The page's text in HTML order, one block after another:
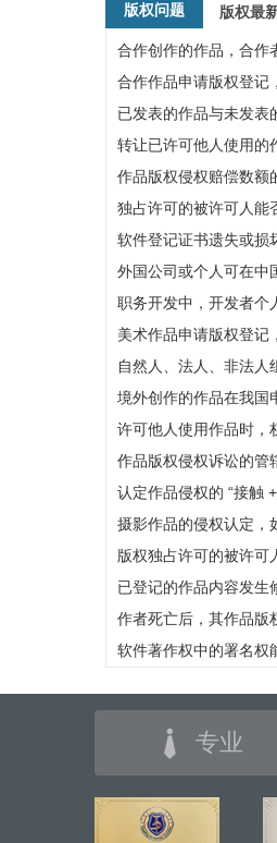
版权问题 版权最
合作创作的作品，合作
合作作品申请版权登记
已发表的作品与未发表
转让已许可他人使用的
作品版权侵权赔偿数额
独占许可的被许可人能
软件登记证书遗失或损
外国公司或个人可在中
职务开发中，开发者个
美术作品申请版权登记
自然人、法人、非法人
境外创作的作品在我国
许可他人使用作品时，
作品版权侵权诉讼的管
认定作品侵权的 “接触
摄影作品的侵权认定，
版权独占许可的被许可
已登记的作品内容发生
作者死亡后，其作品版
软件著作权中的署名权
专业